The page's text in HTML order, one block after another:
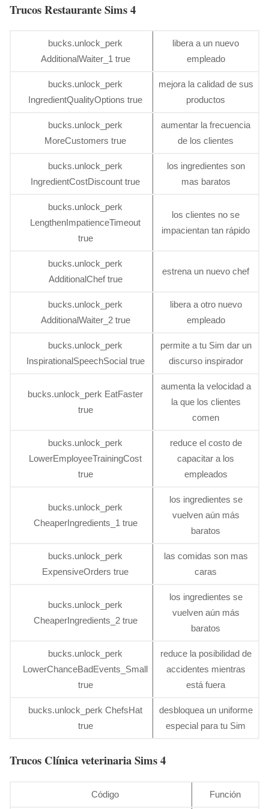
Trucos Restaurante Sims 4
bucks.unlock_perk
AdditionalWaiter_1 true
libera a un nuevo
empleado
bucks.unlock_perk
IngredientQualityOptions true
mejora la calidad de sus
productos
bucks.unlock_perk
MoreCustomers true
aumentar la frecuencia
de los clientes
bucks.unlock_perk
IngredientCostDiscount true
los ingredientes son
mas baratos
bucks.unlock_perk
LengthenImpatienceTimeout
true
los clientes no se
impacientan tan rápido
bucks.unlock_perk
AdditionalChef true
estrena un nuevo chef
bucks.unlock_perk
AdditionalWaiter_2 true
libera a otro nuevo
empleado
bucks.unlock_perk
InspirationalSpeechSocial true
permite a tu Sim dar un
discurso inspirador
bucks.unlock_perk EatFaster
true
aumenta la velocidad a
la que los clientes
comen
bucks.unlock_perk
LowerEmployeeTrainingCost
true
reduce el costo de
capacitar a los
empleados
bucks.unlock_perk
CheaperIngredients_1 true
los ingredientes se
vuelven aún más
baratos
bucks.unlock_perk
ExpensiveOrders true
las comidas son mas
caras
bucks.unlock_perk
CheaperIngredients_2 true
los ingredientes se
vuelven aún más
baratos
bucks.unlock_perk
LowerChanceBadEvents_Small
true
reduce la posibilidad de
accidentes mientras
está fuera
bucks.unlock_perk ChefsHat
true
desbloquea un uniforme
especial para tu Sim
Trucos Clínica veterinaria Sims 4
Código Función